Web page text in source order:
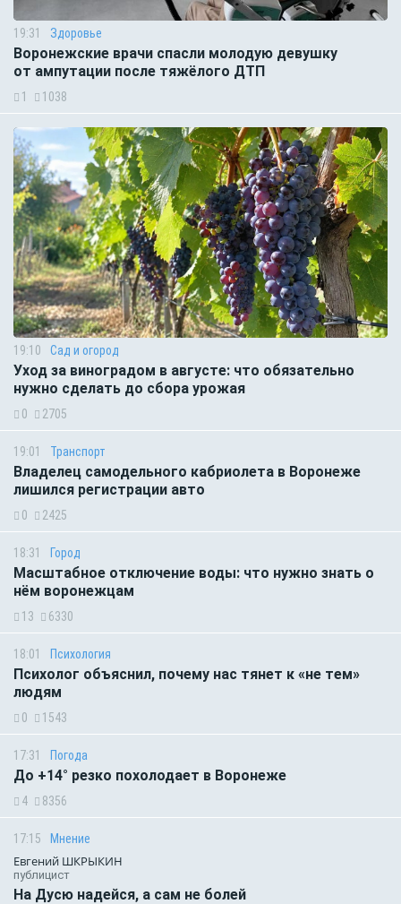
19:31 Здоровье
Воронежские врачи спасли молодую девушку
от ампутации после тяжёлого ДТП
1 1038
19:10 Сад и огород
Уход за виноградом в августе: что обязательно
нужно сделать до сбора урожая
0 2705
19:01 Транспорт
Владелец самодельного кабриолета в Воронеже
лишился регистрации авто
0 2425
18:31 Город
Масштабное отключение воды: что нужно знать о
нём воронежцам
13 6330
18:01 Психология
Психолог объяснил, почему нас тянет к «не тем»
людям
0 1543
17:31 Погода
До +14° резко похолодает в Воронеже
4 8356
17:15 Мнение
Евгений ШКРЫКИН
публицист
На Дусю надейся, а сам не болей